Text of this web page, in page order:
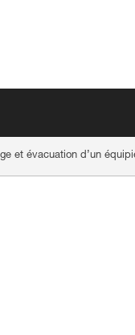
et évacuation d’un